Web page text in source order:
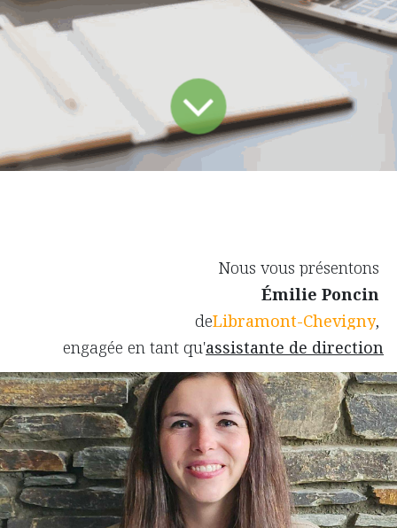
Nous vous présentons
Émilie Poncin
deLibramont-Chevigny,
engagée en tant qu'assistante de direction